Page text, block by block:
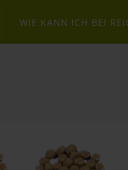
WIE KANN ICH BEI